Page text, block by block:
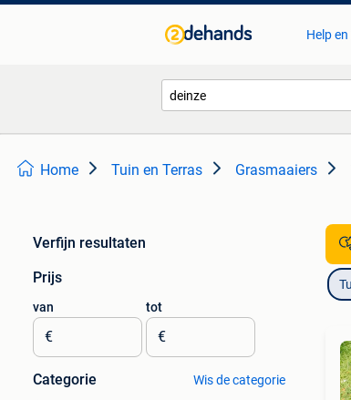
Help
Home Tuin en Terras Grasmaaiers
Verfijn resultaten
Prijs
van
€
tot
€
Categorie Wis de categorie